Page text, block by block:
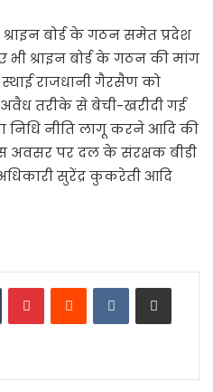
बोर्ड के गठन समेत प्रदेश
श्राइन बोर्ड के गठन की मांग
राजधानी गैरसैण को
तरीके से बेची-खरीदी गई
निधि नीति लागू करने आदि की
अवसर पर दल के संरक्षक बीडी
सुरेंद्र कुकरेती आदि
TumblrPinterestReddit VKontakteShare via Email